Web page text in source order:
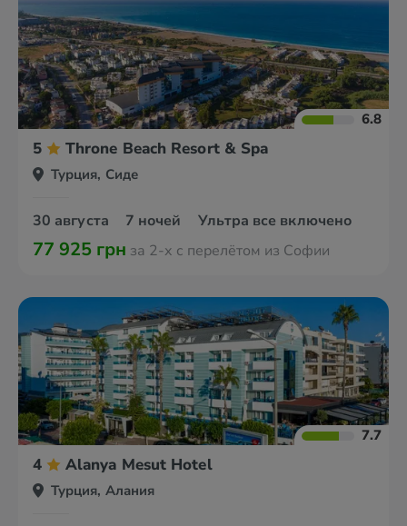
6.8
5 Throne Beach Resort & Spa
Турция, Сиде
30 августа 7 ночей Ультра все включено
77 925 грн за 2-х с перелётом из Софии
7.7
4 Alanya Mesut Hotel
Турция, Алания